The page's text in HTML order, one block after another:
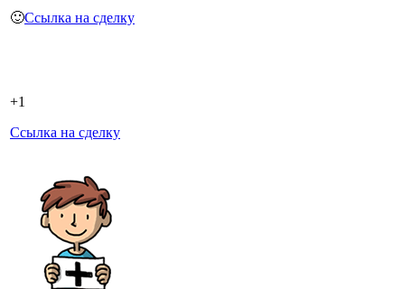
🙂Ссылка на сделку
+1
Ссылка на сделку